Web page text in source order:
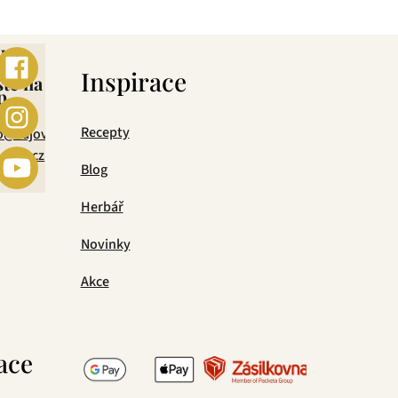
na
Inspirace
Recepty
Blog
Herbář
Novinky
Akce